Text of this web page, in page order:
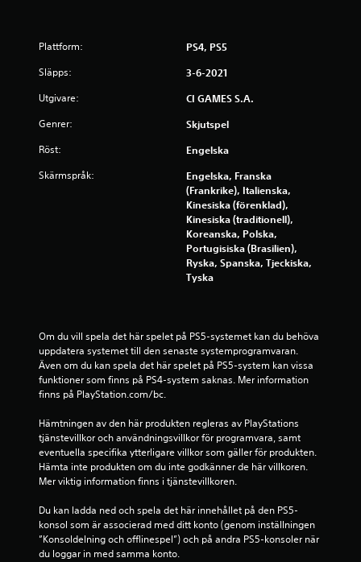
1
b
e
y
g
Plattform: PS4, PS5
Släpps: 3-6-2021
Utgivare: CI GAMES S.A.
Genrer: Skjutspel
Röst: Engelska
Skärmspråk:
Engelska, Franska
(Frankrike), Italienska,
Kinesiska (förenklad),
Kinesiska (traditionell),
Koreanska, Polska,
Portugisiska (Brasilien),
Ryska, Spanska, Tjeckiska,
Tyska
Om du vill spela det här spelet på PS5-systemet kan du behöva
uppdatera systemet till den senaste systemprogramvaran.
Även om du kan spela det här spelet på PS5-system kan vissa
funktioner som finns på PS4-system saknas. Mer information
finns på PlayStation.com/bc.
Hämtningen av den här produkten regleras av PlayStations
tjänstevillkor och användningsvillkor för programvara, samt
eventuella specifika ytterligare villkor som gäller för produkten.
Hämta inte produkten om du inte godkänner de här villkoren.
Mer viktig information finns i tjänstevillkoren.
Du kan ladda ned och spela det här innehållet på den PS5-
konsol som är associerad med ditt konto (genom inställningen
”Konsoldelning och offlinespel”) och på andra PS5-konsoler när
du loggar in med samma konto.